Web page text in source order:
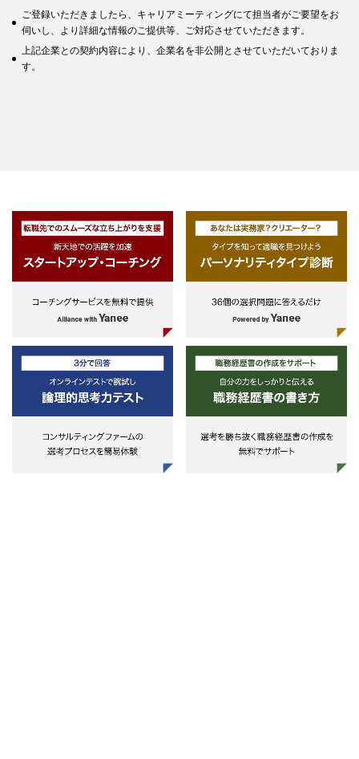
ご登録いただきましたら、キャリアミーティングにて担当者がご要望をお
伺いし、より詳細な情報のご提供等、ご対応させていただきます。
上記企業との契約内容により、企業名を非公開とさせていただいておりま
す。